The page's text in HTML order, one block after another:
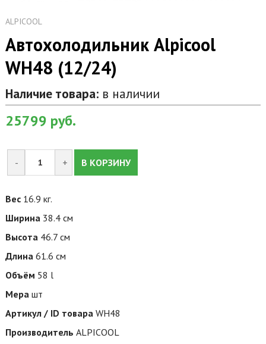
ALPICOOL
Автохолодильник Alpicool
WH48 (12/24)
Наличие товара:в наличии
25799 руб.
- + В КОРЗИНУ
Вес 16.9 кг.
Ширина 38.4 см
Высота 46.7 см
Длина 61.6 см
Объём 58 l
Мера шт
Артикул / ID товара WH48
Производитель ALPICOOL